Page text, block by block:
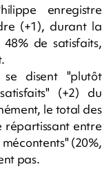
enregistre
(+1), durant la
de satisfaits,
disent "plutôt
(+2) du
le total des
répartissant entre
(20%,
pas.